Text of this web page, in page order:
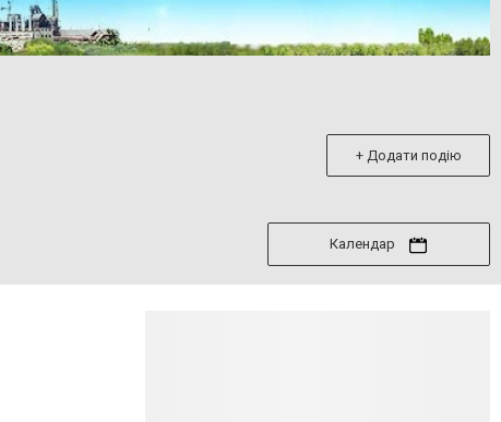
+ Додати подію
Календар